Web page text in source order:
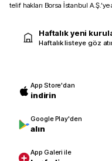
telif hakları Borsa İstanbul A.Ş.’ye
Haftalık yeni
Haftalık listeye göz
App Store'dan
indirin
Google Play'den
alın
App Galeri ile